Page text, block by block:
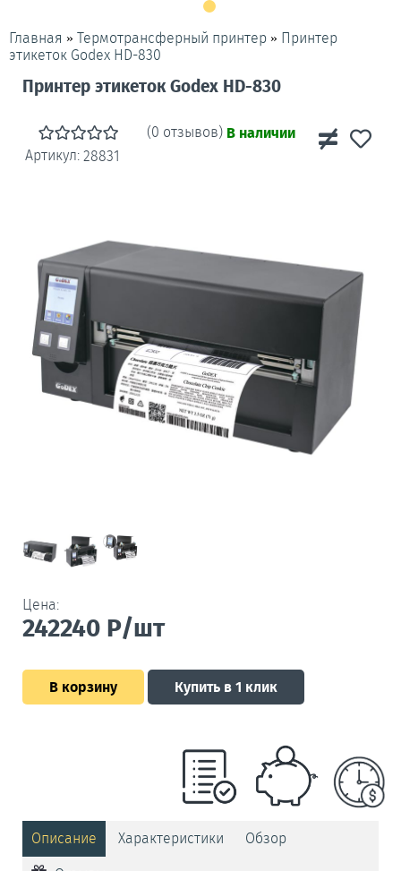
Главная » Термотрансферный принтер » Принтер
этикеток Godex HD-830
Принтер этикеток Godex HD-830
(0 отзывов) В наличии
Артикул: 28831
Цена:
242240 Р/шт
В корзину Купить в 1 клик
Описание Характеристики Обзор